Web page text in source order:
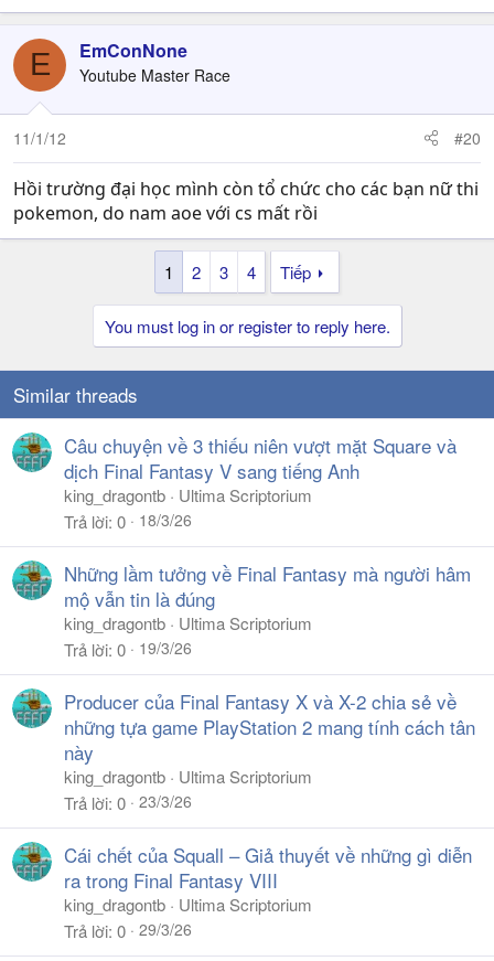
E EmConNone
Youtube Master Race
11/1/12 #20
Hồi trường đại học mình còn tổ chức cho các bạn nữ thi
pokemon, do nam aoe với cs mất rồi
1 2 3 4 Tiếp
You must log in or register to reply here.
Similar threads
Câu chuyện về 3 thiếu niên vượt mặt Square và
dịch Final Fantasy V sang tiếng Anh
king_dragontb
Ultima Scriptorium
Trả lời 0 18/3/26
Những lầm tưởng về Final Fantasy mà người hâm
mộ vẫn tin là đúng
king_dragontb
Ultima Scriptorium
Trả lời 0 19/3/26
Producer của Final Fantasy X và X-2 chia sẻ về
những tựa game PlayStation 2 mang tính cách tân
này
king_dragontb
Ultima Scriptorium
Trả lời 0 23/3/26
Cái chết của Squall – Giả thuyết về những gì diễn
ra trong Final Fantasy VIII
king_dragontb
Ultima Scriptorium
Trả lời 0 29/3/26